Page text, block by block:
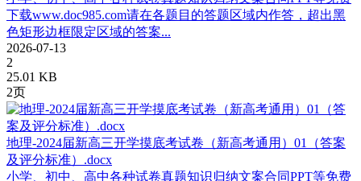
下载www.doc985.com请在各题目的答题区域内作答，超出黑
色矩形边框限定区域的答案...
2026-07-13
2
25.01 KB
2页
地理-2024届新高三开学摸底考试卷（新高考通用）01（答案
及评分标准）.docx
小学、初中、高中各种试卷真题知识归纳文案合同PPT等免费